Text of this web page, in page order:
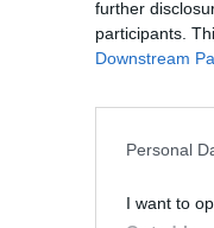
further
participants.
Downstream
Personal
I want to